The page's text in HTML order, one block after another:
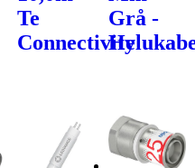
Te
Connectivity
Grå -